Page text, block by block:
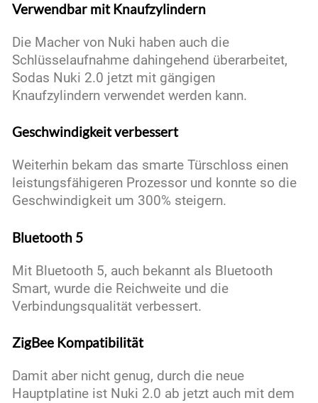
Verwendbar mit Knaufzylindern
Die Macher von Nuki haben auch die
Schlüsselaufnahme dahingehend überarbeitet,
Sodas Nuki 2.0 jetzt mit gängigen
Knaufzylindern verwendet werden kann.
Geschwindigkeit verbessert
Weiterhin bekam das smarte Türschloss einen
leistungsfähigeren Prozessor und konnte so die
Geschwindigkeit um 300% steigern.
Bluetooth 5
Mit Bluetooth 5, auch bekannt als Bluetooth
Smart, wurde die Reichweite und die
Verbindungsqualität verbessert.
ZigBee Kompatibilität
Damit aber nicht genug, durch die neue
Hauptplatine ist Nuki 2.0 ab jetzt auch mit dem